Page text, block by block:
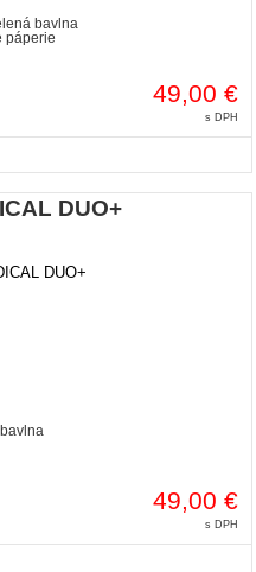
bavlna
páperie
49,00 €
s DPH
DUO+
49,00 €
s DPH